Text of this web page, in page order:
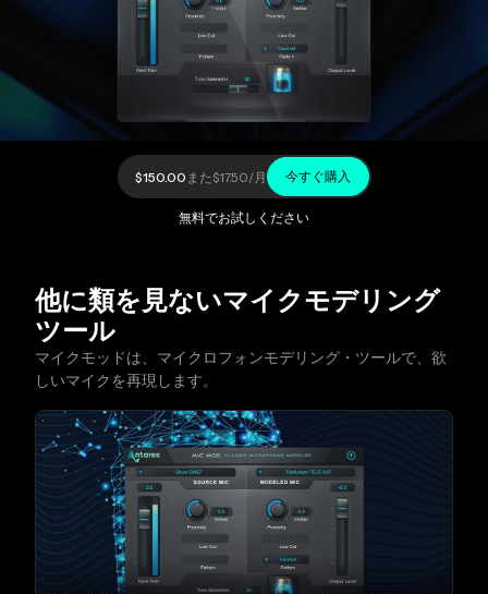
$150.00 また$17.50/月 今すぐ購入
無料でお試しください
他に類を見ないマイクモデリング
ツール
マイクモッドは、マイクロフォンモデリング・ツールで、欲
しいマイクを再現します。